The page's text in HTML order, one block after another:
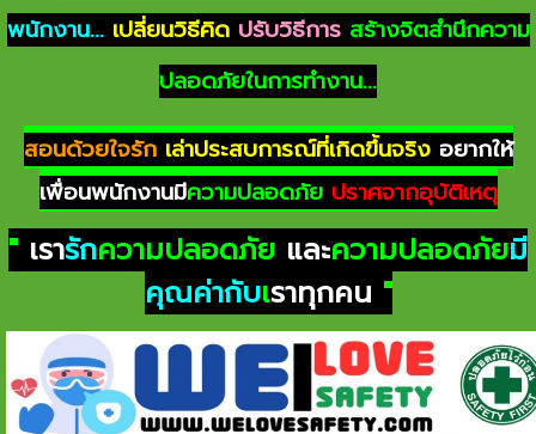
พนักงาน... เปลี่ยนวิธีคิด ปรับวิธีการสร้างจิตสำนึกความ
ปลอดภัยในการทำงาน...
สอนด้วยใจรัก เล่าประสบการณ์ที่เกิดขึ้นจริง อยากให้
เพื่อนพนักงานมีความปลอดภัย ปราศจากอุบัติเหตุ
" เรารักความปลอดภัย และความปลอดภัยมี
คุณค่ากับเราทุกคน "